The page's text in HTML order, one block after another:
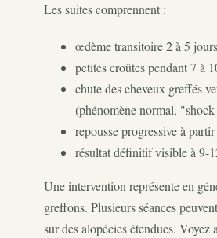
Les suites comprennent :
œdème transitoire 2 à 5
petites croûtes pendant 7 à
chute des cheveux greffés
(phénomène normal,
repousse progressive à
résultat définitif visible à 9-
Une intervention représente en
greffons. Plusieurs séances
sur des alopécies étendues. Voyez